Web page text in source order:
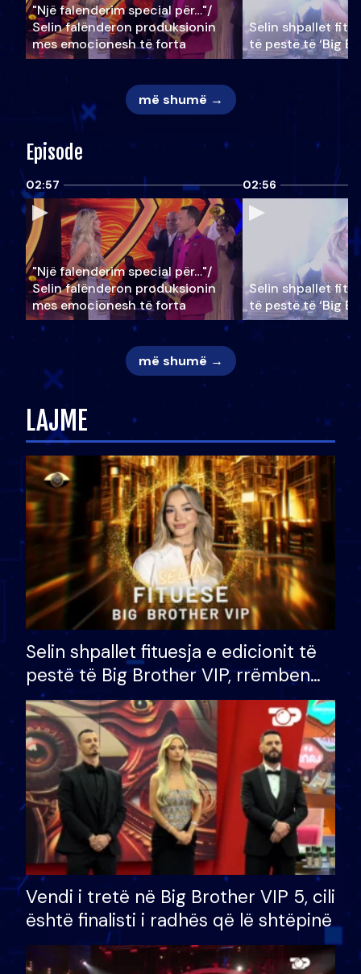
"Një falenderim special për…"/
Selin falënderon produksionin
mes emocionesh të forta
Selin shpallet
të pestë të ‘Big
më shumë →
Episode
02:57
"Një falenderim special për…"/
Selin falënderon produksionin
mes emocionesh të forta
02:56
Selin shpallet
të pestë të ‘Big
më shumë →
LAJME
Selin shpallet fituesja e edicionit të
pestë të Big Brother VIP, rrëmben
çmimin e madh prej 100 mijë eurosh
Vendi i tretë në Big Brother VIP 5, cili
është finalisti i radhës që lë shtëpinë